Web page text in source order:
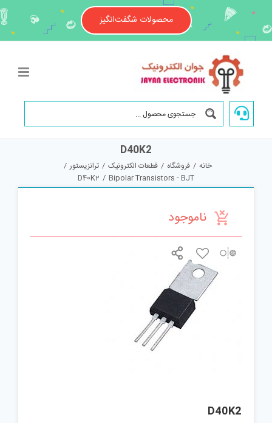
content
محصولات شگفت‌انگیز
D40K2
خانه / فروشگاه / قطعات الکترونیک / ترانزیستور /
Bipolar Transistors - BJT
/
D40K2
ناموجود
D40K2